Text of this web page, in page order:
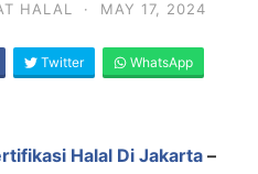
HALAL · MAY 17, 2024
Twitter WhatsApp
Halal Di Jakarta –